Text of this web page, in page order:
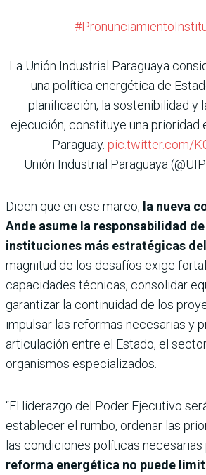
La Unión Industrial Paraguaya
una política energética de
planificación, la sostenibilidad y
ejecución, constituye una prioridad
Paraguay. pic.twitter.com/
— Unión Industrial Paraguaya
Dicen que en ese marco, la nueva
Ande asume la responsabilidad
instituciones más estratégicas
magnitud de los desafíos exige
capacidades técnicas, consolidar
garantizar la continuidad de los
impulsar las reformas necesarias y
articulación entre el Estado, el
organismos especializados.
“El liderazgo del Poder Ejecutivo
establecer el rumbo, ordenar las
las condiciones políticas necesarias
reforma energética no puede